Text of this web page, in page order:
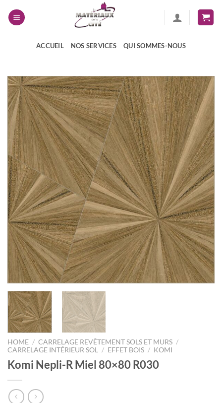
ACCUEIL NOS SERVICES QUI SOMMES-NOUS
HOME / CARRELAGE REVÊTEMENT SOLS ET MURS /
CARRELAGE INTÉRIEUR SOL
/ EFFET BOIS / KOMI
Komi Nepli-R Miel 80×80 R030